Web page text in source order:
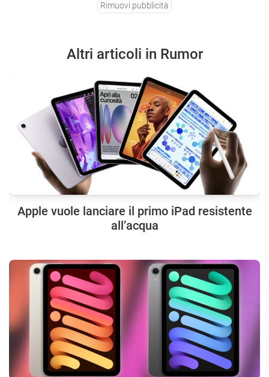
Rimuovi pubblicità
Altri articoli in Rumor
Apple vuole lanciare il primo iPad resistente
all’acqua